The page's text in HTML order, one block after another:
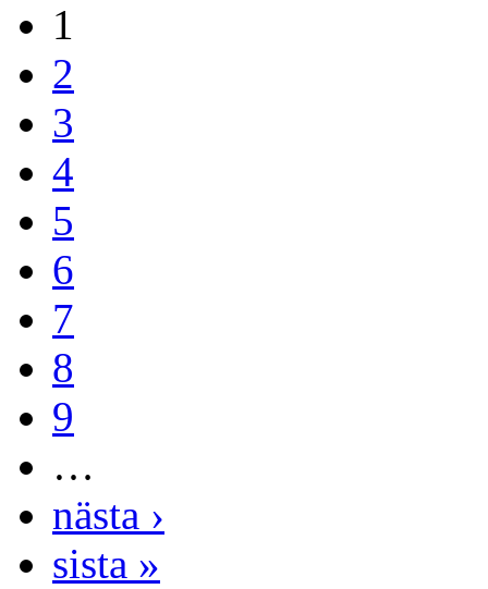
1
2
3
4
5
6
7
8
9
…
nästa ›
sista »